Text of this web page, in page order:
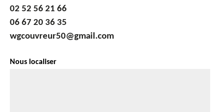
02 52 56 21 66
06 67 20 36 35
wgcouvreur50@gmail.com
Nous localiser